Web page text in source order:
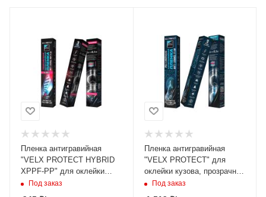
Пленка антигравийная
"VELX PROTECT HYBRID
XPPF-PP" для оклейки
фар, 150-200 мкр. (0.3м х
Под заказ
Пленка антигравийная
"VELX PROTECT" для
оклейки кузова, прозрачная
195 мкр. (0.3м х 1м)
Под заказ